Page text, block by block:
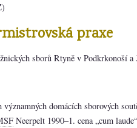
praxe
sborů Rtyně v Podkrkonoší
domácích sborových
Neerpelt 1990–1. cena „cum